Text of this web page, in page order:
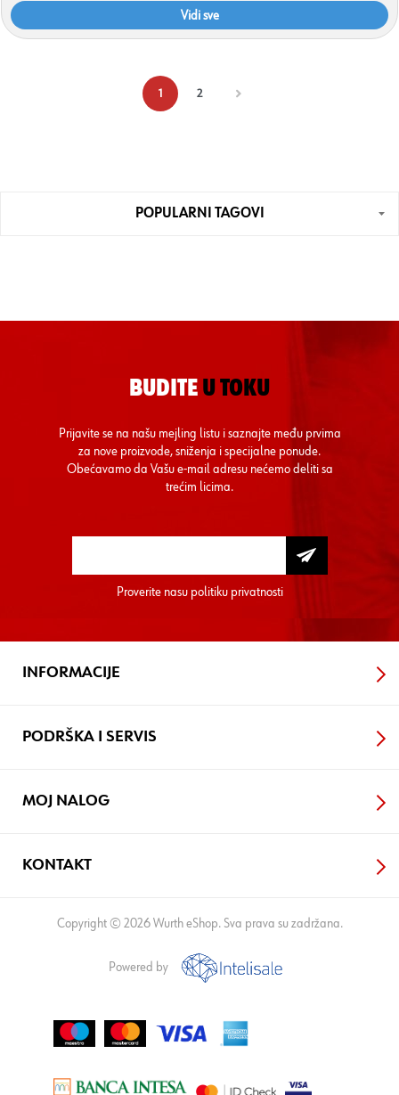
Vidi sve
1 2
POPULARNI TAGOVI
BUDITE U TOKU
Prijavite se na našu mejling listu i saznajte među prvima
za nove proizvode, sniženja i specijalne ponude.
Obećavamo da Vašu e-mail adresu nećemo deliti sa
trećim licima.
Proverite nasu politiku privatnosti
INFORMACIJE
PODRŠKA I SERVIS
MOJ NALOG
KONTAKT
Copyright © 2026 Wurth eShop. Sva prava su zadržana.
Powered by